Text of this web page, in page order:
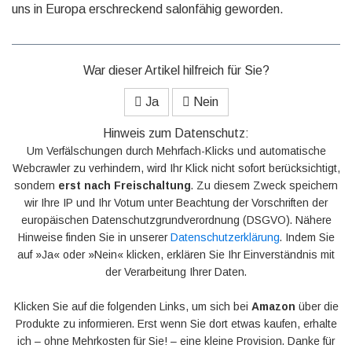
uns in Europa er­schre­ckend salon­fähig geworden.
War dieser Artikel hilfreich für Sie?
Ja Nein
Hinweis zum Datenschutz:
Um Verfälschungen durch Mehrfach-Klicks und automatische
Webcrawler zu verhindern, wird Ihr Klick nicht sofort berücksichtigt,
sondern erst nach Freischaltung. Zu diesem Zweck speichern
wir Ihre IP und Ihr Votum unter Beachtung der Vorschriften der
europäischen Datenschutzgrundverordnung (DSGVO). Nähere
Hinweise finden Sie in unsererDatenschutzerklärung. Indem Sie
auf »Ja« oder »Nein« klicken, erklären Sie Ihr Einverständnis mit
der Verarbeitung Ihrer Daten.
Klicken Sie auf die folgenden Links, um sich bei Amazon über die
Produkte zu informieren. Erst wenn Sie dort etwas kaufen, erhalte
ich – ohne Mehrkosten für Sie! – eine kleine Provision. Danke für